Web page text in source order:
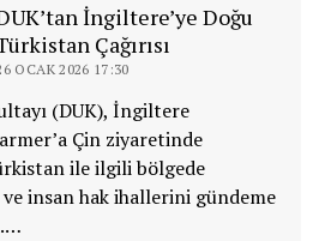
İngiltere’ye Doğu
Çağırısı
OCAK 2026 17:30
(DUK), İngiltere
Çin ziyaretinde
ile ilgili bölgede
ve insan hak ihallerini gündeme